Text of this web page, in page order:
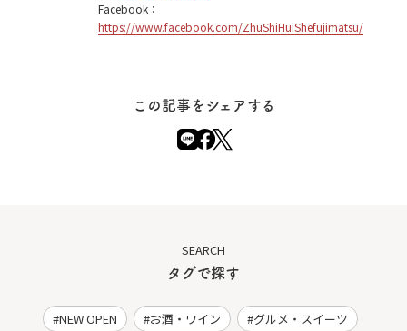
Facebook：
https://www.facebook.com/ZhuShiHuiShefujimatsu/
この記事をシェアする
SEARCH
タグで探す
NEW OPEN お酒・ワイン
グルメ・スイーツ